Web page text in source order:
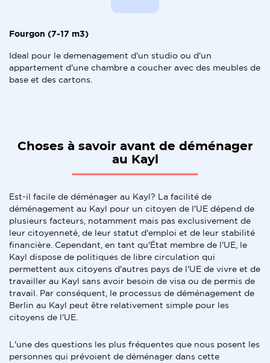
Fourgon (7-17 m3)
Ideal pour le demenagement d'un studio ou d'un
appartement d'une chambre a coucher avec des meubles de
base et des cartons.
Choses à savoir avant de déménager
au Kayl
Est-il facile de déménager au Kayl? La facilité de
déménagement au Kayl pour un citoyen de l'UE dépend de
plusieurs facteurs, notamment mais pas exclusivement de
leur citoyenneté, de leur statut d'emploi et de leur stabilité
financière. Cependant, en tant qu'État membre de l'UE, le
Kayl dispose de politiques de libre circulation qui
permettent aux citoyens d'autres pays de l'UE de vivre et de
travailler au Kayl sans avoir besoin de visa ou de permis de
travail. Par conséquent, le processus de déménagement de
Berlin au Kayl peut être relativement simple pour les
citoyens de l'UE.
L'une des questions les plus fréquentes que nous posent les
personnes qui prévoient de déménager dans cette